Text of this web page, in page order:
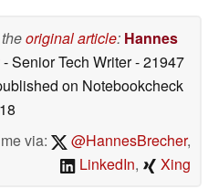
per
29/2026
original article: Hannes
- Senior Tech Writer- 21947
on Notebookcheck
via:
@HannesBrecher,
LinkedIn, Xing